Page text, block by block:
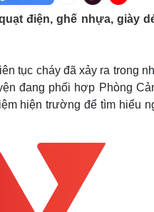
Ô tô - Xe máy
Tư vấn
Thời trang
Sao Việt
điện, ghế nhựa, giày
tục cháy đã xảy ra trong
đang phối hợp Phòng
hiện trường để tìm hiểu